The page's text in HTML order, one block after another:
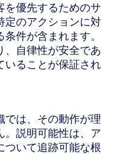
を優先するためのサ
定のアクションに対
件が含まれます。
、自律性が安全であ
いることが保証され
では、その動作が理
。説明可能性は、ア
ついて追跡可能な根